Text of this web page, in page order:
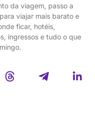
da viagem, passo a
viajar mais barato e
ficar, hotéis,
ingressos e tudo o que